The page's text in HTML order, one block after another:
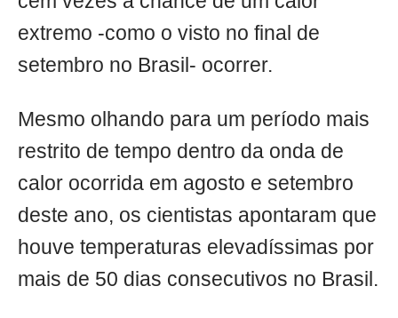
extremo -como o visto no final de
setembro no Brasil- ocorrer.
Mesmo olhando para um período mais
restrito de tempo dentro da onda de
calor ocorrida em agosto e setembro
deste ano, os cientistas apontaram que
houve temperaturas elevadíssimas por
mais de 50 dias consecutivos no Brasil.